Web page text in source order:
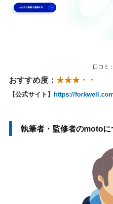
口コミ：
おすすめ度： ★★★・・
【公式サイト】 https://
執筆者・監修者のmotoに